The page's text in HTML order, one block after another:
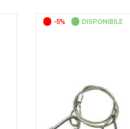
-5% DISPONIBILE